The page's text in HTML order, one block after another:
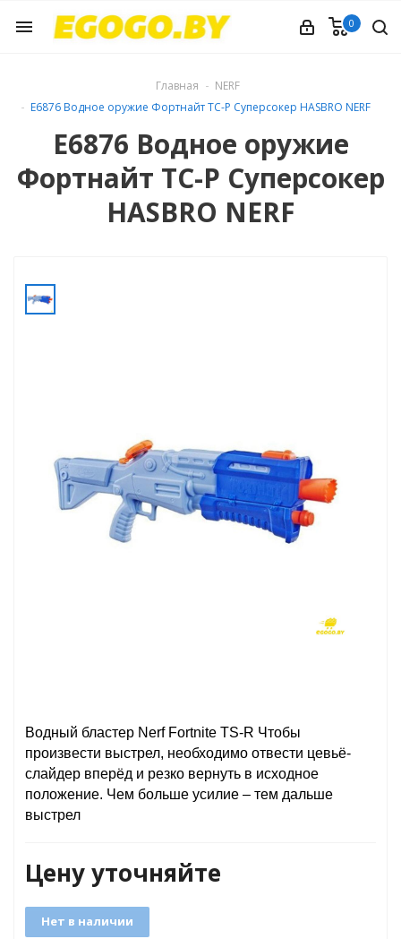
menu 0
Главная
NERF
E6876 Водное оружие Фортнайт ТС-Р Суперсокер HASBRO NERF
E6876 Водное оружие
Фортнайт ТС-Р Суперсокер
HASBRO NERF
Водный бластер Nerf Fortnite TS-R Чтобы
произвести выстрел, необходимо отвести цевьё-
слайдер вперёд и резко вернуть в исходное
положение. Чем больше усилие – тем дальше
выстрел
Цену уточняйте
Нет в наличии